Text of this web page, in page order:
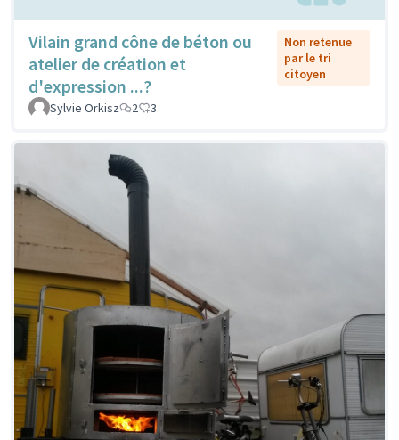
Vilain grand cône de béton ou
atelier de création et
d'expression ...?
Non retenue
par le tri
citoyen
Sylvie Orkisz 2 3